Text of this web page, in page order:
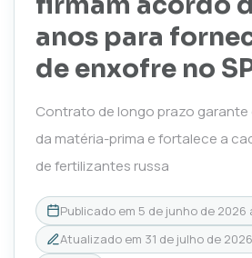
anos para
de enxofre no
Contrato de longo prazo
da matéria-prima e fortalece a
de fertilizantes russa
Publicado em 5 de junho de 2026
Atualizado em 31 de julho de